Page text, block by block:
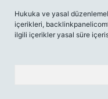
Hukuka ve yasal
içerikleri,
ilgili içerikler yasal süre